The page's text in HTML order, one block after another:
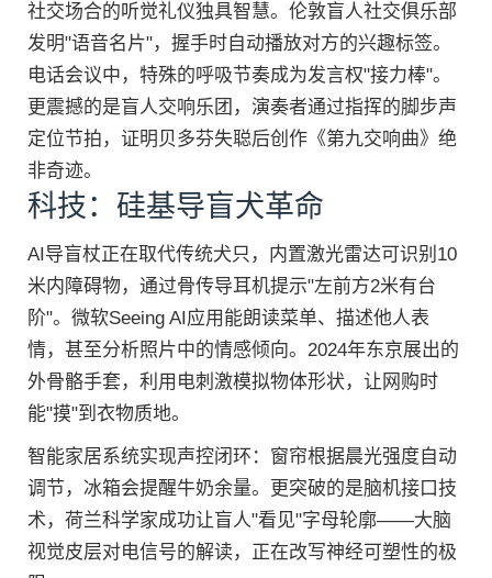
社交场合的听觉礼仪独具智慧。伦敦盲人社交俱乐部
发明"语音名片"，握手时自动播放对方的兴趣标签。
电话会议中，特殊的呼吸节奏成为发言权"接力棒"。
更震撼的是盲人交响乐团，演奏者通过指挥的脚步声
定位节拍，证明贝多芬失聪后创作《第九交响曲》绝
非奇迹。
科技：硅基导盲犬革命
AI导盲杖正在取代传统犬只，内置激光雷达可识别10
米内障碍物，通过骨传导耳机提示"左前方2米有台
阶"。微软Seeing AI应用能朗读菜单、描述他人表
情，甚至分析照片中的情感倾向。2024年东京展出的
外骨骼手套，利用电刺激模拟物体形状，让网购时
能"摸"到衣物质地。
智能家居系统实现声控闭环：窗帘根据晨光强度自动
调节，冰箱会提醒牛奶余量。更突破的是脑机接口技
术，荷兰科学家成功让盲人"看见"字母轮廓——大脑
视觉皮层对电信号的解读，正在改写神经可塑性的极